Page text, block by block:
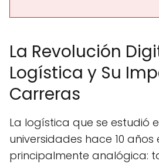
La Revolución
Logística y Su
Carreras
La logística que se estudió
universidades hace 10 años
principalmente analógica: